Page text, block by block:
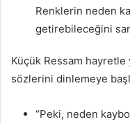
Renklerin neden
getirebileceğini
Küçük Ressam hayretle
sözlerini dinlemeye
“Peki, neden